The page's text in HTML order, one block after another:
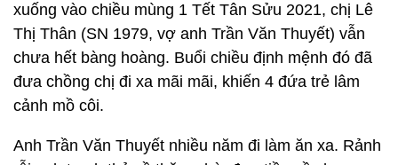
xuống vào chiều mùng 1 Tết Tân Sửu 2021, chị Lê
Thị Thân (SN 1979, vợ anh Trần Văn Thuyết) vẫn
chưa hết bàng hoàng. Buổi chiều định mệnh đó đã
đưa chồng chị đi xa mãi mãi, khiến 4 đứa trẻ lâm
cảnh mồ côi.
Anh Trần Văn Thuyết nhiều năm đi làm ăn xa. Rảnh